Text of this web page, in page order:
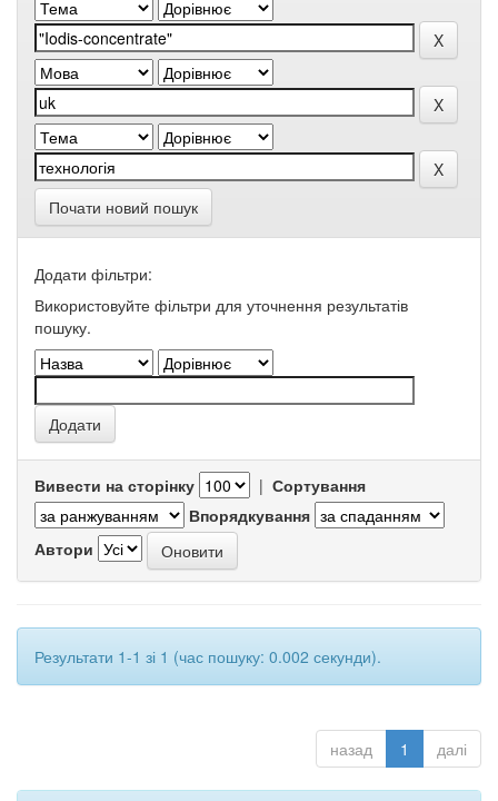
Почати новий пошук
Додати фільтри:
Використовуйте фільтри для уточнення результатів
пошуку.
Вивести на сторінку | Сортування
Впорядкування
Автори
Результати 1-1 зі 1 (час пошуку: 0.002 секунди).
назад 1 далі